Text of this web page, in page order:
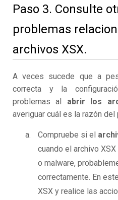
Paso 3. Consulte
problemas
archivos XSX.
A veces sucede que a
correcta y la
problemas al abrir los
averiguar cuál es la razón del
Compruebe si el
cuando el archivo
o malware,
correctamente. En
XSX y realice las